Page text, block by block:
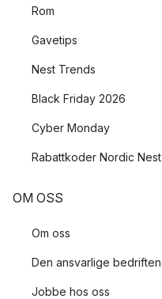
Rom
Gavetips
Nest Trends
Black Friday 2026
Cyber Monday
Rabattkoder Nordic Nest
OM OSS
Om oss
Den ansvarlige bedriften
Jobbe hos oss